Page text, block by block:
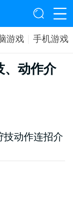
游戏 手机游戏
、动作介
技动作连招介